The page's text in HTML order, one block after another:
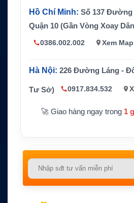
Dải tần VHF, UHF, 700
Cấu hình In-band hoặc cross-
hợp
500, XTL 5000 tùy
Hồ Chí Minh: Số 137 Đường
Quận 10 (Gần Vòng Xoay
0386.002.002 Xem Map
Hà Nội: 226 Đường Láng -
Tư Sở) 0917.834.532
🚀 Giao hàng ngay trong 1